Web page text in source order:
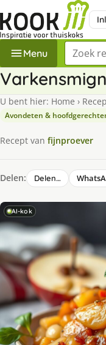
Menu Zoek
U bent hier: Home ›
Avondeten &
Recept van fijnproever
Delen: Delen…
AI-kok